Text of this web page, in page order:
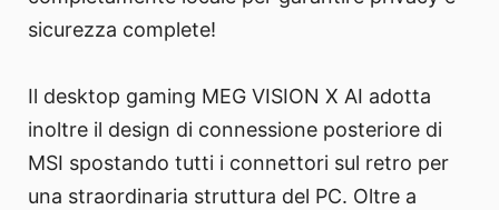
sicurezza complete!
Il desktop gaming MEG VISION X AI adotta
inoltre il design di connessione posteriore di
MSI spostando tutti i connettori sul retro per
una straordinaria struttura del PC. Oltre a